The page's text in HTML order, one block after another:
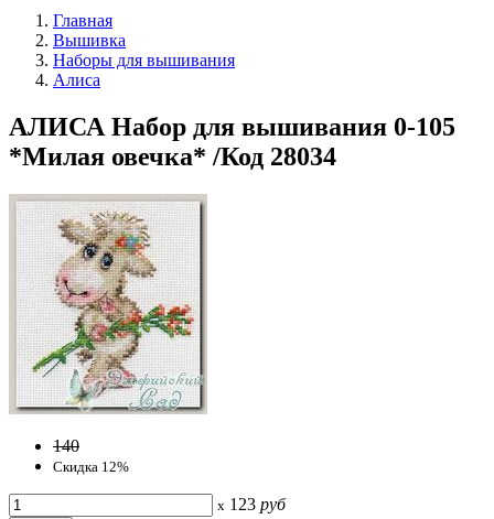
Главная
Вышивка
Наборы для вышивания
Алиса
АЛИСА Набор для вышивания 0-105
*Милая овечка* /Код 28034
140
Скидка 12%
x 123 руб